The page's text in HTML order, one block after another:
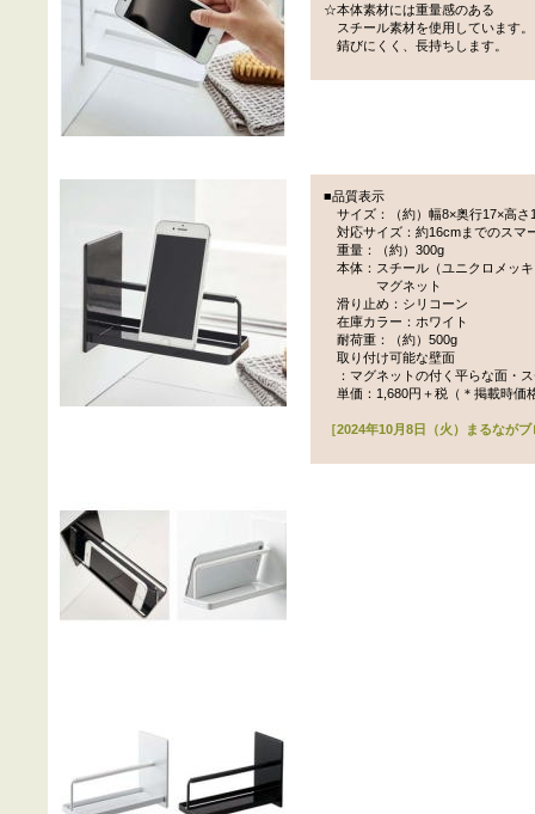
☆本体素材には重量感のある
スチール素材を使用しています。
錆びにくく、長持ちします。
■品質表示
サイズ：（約）幅8×奥行17×高さ
対応サイズ：約16cmまでのスマ
重量：（約）300g
本体：スチール（ユニクロメッ
マグネット
滑り止め：シリコーン
在庫カラー：ホワイト
耐荷重：（約）500g
取り付け可能な壁面
：マグネットの付く平らな面・
単価：1,680円＋税（＊掲載時価
［2024年10月8日（火）まるなが